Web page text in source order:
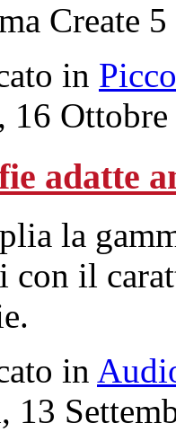
Create
in
16
adatte
la
con il
in
13